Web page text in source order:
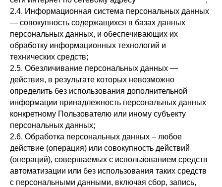
2.4. Информационная система персональных данных
— совокупность содержащихся в базах данных
персональных данных, и обеспечивающих их
обработку информационных технологий и
технических средств;
2.5. Обезличивание персональных данных —
действия, в результате которых невозможно
определить без использования дополнительной
информации принадлежность персональных данных
конкретному Пользователю или иному субъекту
персональных данных;
2.6. Обработка персональных данных – любое
действие (операция) или совокупность действий
(операций), совершаемых с использованием средств
автоматизации или без использования таких средств
с персональными данными, включая сбор, запись,